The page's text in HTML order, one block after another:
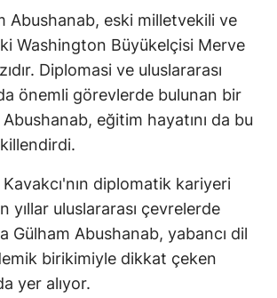
Abushanab, eski milletvekili ve
Washington Büyükelçisi Merve
Diplomasi ve uluslararası
önemli görevlerde bulunan bir
eğitim hayatını da bu
diplomatik kariyeri
yıllar uluslararası çevrelerde
Gülham Abushanab, yabancı dil
birikimiyle dikkat çeken
yer alıyor.